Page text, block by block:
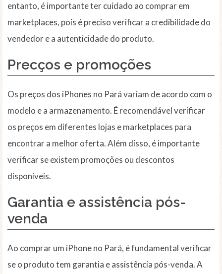
entanto, é importante ter cuidado ao comprar em
marketplaces, pois é preciso verificar a credibilidade do
vendedor e a autenticidade do produto.
Precços e promoções
Os preços dos iPhones no Pará variam de acordo com o
modelo e a armazenamento. É recomendável verificar
os preços em diferentes lojas e marketplaces para
encontrar a melhor oferta. Além disso, é importante
verificar se existem promoções ou descontos
disponíveis.
Garantia e assistência pós-
venda
Ao comprar um iPhone no Pará, é fundamental verificar
se o produto tem garantia e assistência pós-venda. A